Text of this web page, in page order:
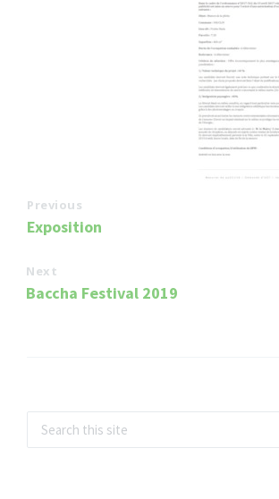
Previous
Exposition
Next
Baccha Festival 2019